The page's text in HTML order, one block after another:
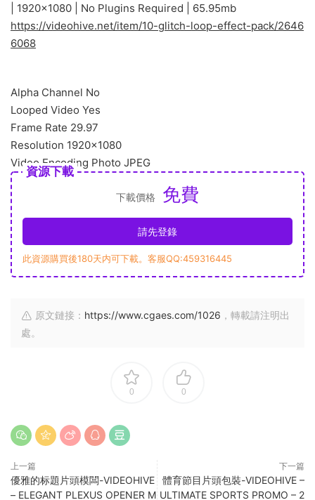
| 1920×1080 | No Plugins Required | 65.95mb
https://videohive.net/item/10-glitch-loop-effect-pack/2646
6068
Alpha Channel No
Looped Video Yes
Frame Rate 29.97
Resolution 1920×1080
Video Encoding Photo JPEG
資源下載
下載價格 免費
請先登錄
此資源購買後180天内可下載。客服QQ:459316445
原文鏈接： https://www.cgaes.com/1026 ，轉載請注明出
處。
0 0
上一篇
優雅的标題片頭模闆-VIDEOHIVE
– ELEGANT PLEXUS OPENER M
下一篇
體育節目片頭包裝-VIDEOHIVE –
ULTIMATE SPORTS PROMO – 2